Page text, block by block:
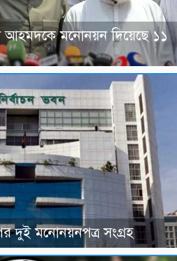
আহমদকে মনোনয়ন দিয়েছে ১১
দুই মনোনয়নপত্র সংগ্রহ